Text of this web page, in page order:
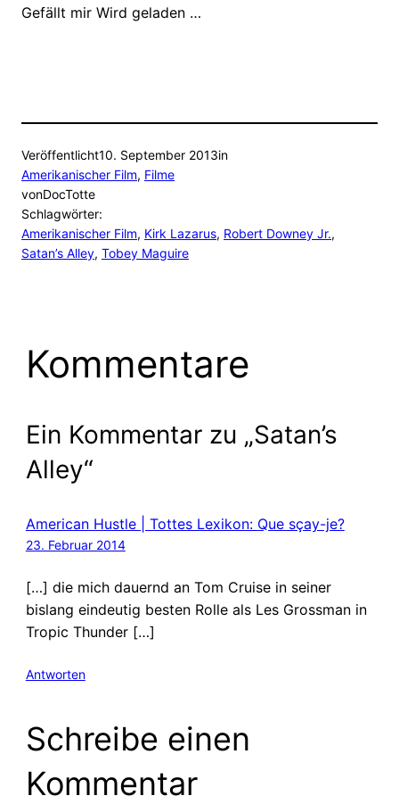
Gefällt mir Wird geladen …
Veröffentlicht10. September 2013in
Amerikanischer Film, Filme
vonDocTotte
Schlagwörter:
Amerikanischer Film, Kirk Lazarus, Robert Downey Jr.
Satan’s Alley, Tobey Maguire
Kommentare
Ein Kommentar zu „Satan’s
Alley“
American Hustle | Tottes Lexikon: Que sçay-je?
23. Februar 2014
[…] die mich dauernd an Tom Cruise in seiner
bislang eindeutig besten Rolle als Les Grossman in
Tropic Thunder […]
Antworten
Schreibe einen
Kommentar